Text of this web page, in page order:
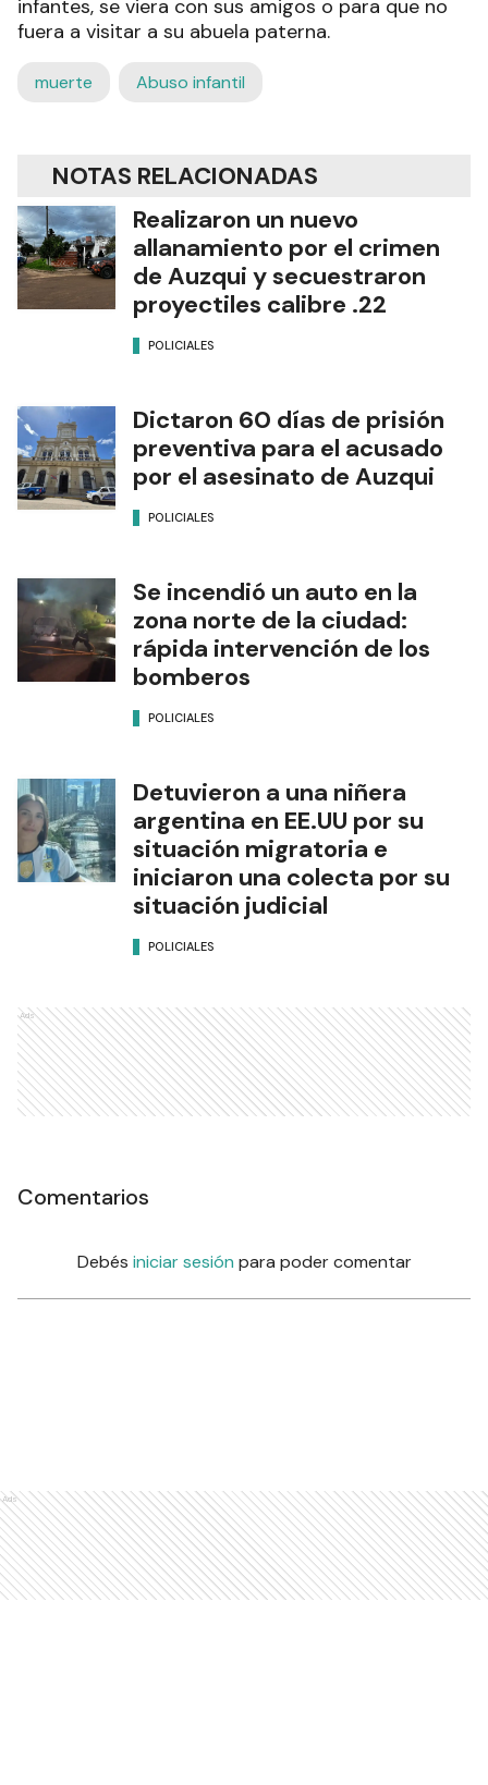
infantes, se viera con sus amigos o para que no
fuera a visitar a su abuela paterna.
muerte Abuso infantil
NOTAS RELACIONADAS
Realizaron un nuevo
allanamiento por el crimen
de Auzqui y secuestraron
proyectiles calibre .22
POLICIALES
Dictaron 60 días de prisión
preventiva para el acusado
por el asesinato de Auzqui
POLICIALES
Se incendió un auto en la
zona norte de la ciudad:
rápida intervención de los
bomberos
POLICIALES
Detuvieron a una niñera
argentina en EE.UU por su
situación migratoria e
iniciaron una colecta por su
situación judicial
POLICIALES
Ads
Comentarios
Debés iniciar sesión para poder comentar
Ads